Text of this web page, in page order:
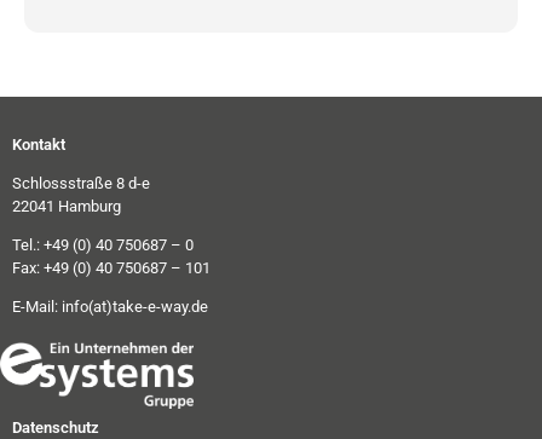
Kontakt
Schlossstraße 8 d-e
22041 Hamburg
Tel.: +49 (0) 40 750687 – 0
Fax: +49 (0) 40 750687 – 101
E-Mail: info(at)take-e-way.de
Datenschutz